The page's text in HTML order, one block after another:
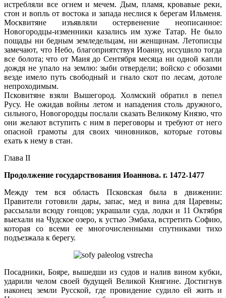
истребляли все огнем и мечем. Дым, пламя, кровавые реки,
стон и вопль от востока и запада неслися к берегам Ильменя.
Москвитяне изъявляли остервенение неописанное:
Новогородцы-изменники казались им хуже Татар. Не было
пощады ни бедным земледельцам, ни женщинам. Летописцы
замечают, что Небо, благоприятствуя Иоанну, иссушило тогда
все болота; что от Маия до Сентября месяца ни одной капли
дождя не упало на землю: зыби отвердели; войско с обозами
везде имело путь свободный и гнало скот по лесам, дотоле
непроходимым.
Псковитяне взяли Вышегород. Холмский обратил в пепел
Русу. Не ожидав войны летом и нападения столь дружного,
сильного, Новогородцы послали сказать Великому Князю, что
они желают вступить с ним в переговоры и требуют от него
опасной грамоты для своих чиновников, которые готовы
ехать к нему в стан.
Глава II
Продолжение государствования Иоаннова. г. 1472-1477
Между тем вся область Псковская была в движении:
Правители готовили дары, запас, мед и вина для Царевны;
рассылали всюду гонцов; украшали суда, лодки и 11 Октября
выехали на Чудское озеро, к устью Эмбаха, встретить Софию,
которая со всеми ее многочисленными спутниками тихо
подъезжала к берегу.
Посадники, Бояре, вышедши из судов и налив вином кубки,
ударили челом своей будущей Великой Княгине. Достигнув
наконец земли Русской, где провидение судило ей жить и